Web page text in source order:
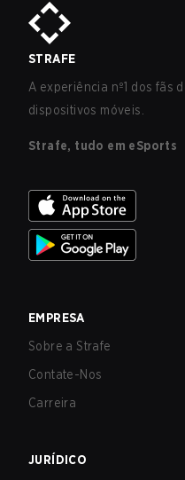
STRAFE
A experiência nº1 dos fãs
dispositivos móveis.
Strafe, tudo em eSports
EMPRESA
Sobre a Strafe
Contate-Nos
Carreira
JURÍDICO